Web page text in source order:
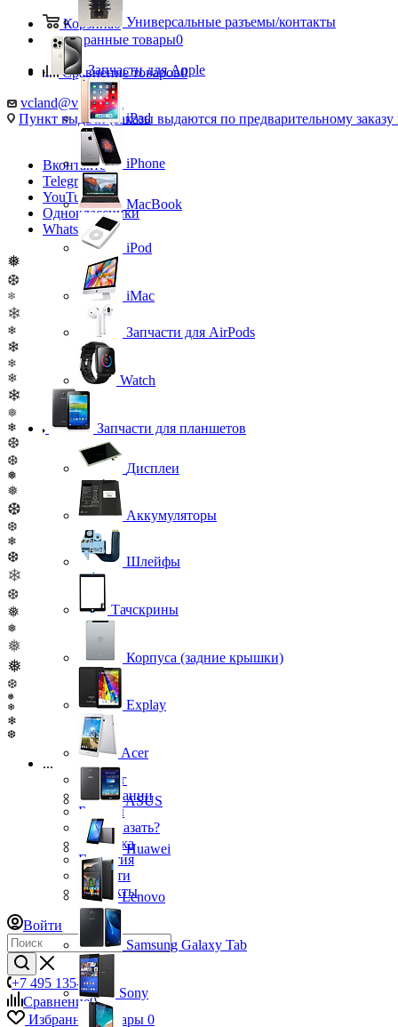
Корзина0
Избранные товары0
Сравнение товаров0
vcland@vcland.ru
Пункт выдачи (заказы выдаются по предварительному заказу
Вконтакте
Telegram
YouTube
Одноклассники
WhatsApp
❅
❆
❄
❄
❄
❄
❄
❄
❄
❅
❄
❆
❆
❅
❅
❆
❆
❄
❆
❄
❆
❅
❅
❅
❅
❆
❅
❄
❄
❆
...
Каталог
О компании
Бренды
Как заказать?
Доставка
Гарантия
Новости
Контакты
Войти
+7 495 135-39-43
Сравнение0
Избранные товары 0
Универсальные разъемы/контакты
Запчасти для Apple
iPad
iPhone
MacBook
iPod
iMac
Запчасти для AirPods
Watch
Запчасти для планшетов
Дисплеи
Аккумуляторы
Шлейфы
Тачскрины
Корпуса (задние крышки)
Explay
Acer
ASUS
Huawei
Lenovo
Samsung Galaxy Tab
Sony